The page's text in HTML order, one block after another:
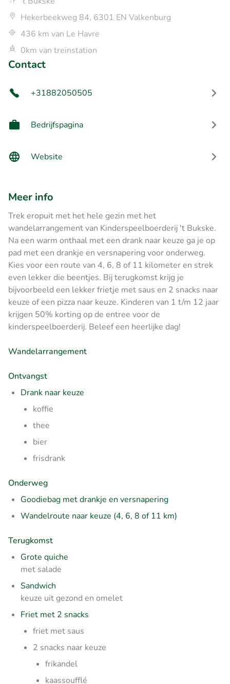
Hekerbeekweg 84, 6301 EN Valkenburg
436 km van Le Havre
0km van treinstation
Contact
+31882050505
Bedrijfspagina
Website
Meer info
Trek eropuit met het hele gezin met het
wandelarrangement van Kinderspeelboerderij 't Bukske.
Na een warm onthaal met een drank naar keuze ga je op
pad met een drankje en versnapering voor onderweg.
Kies voor een route van 4, 6, 8 of 11 kilometer en strek
even lekker die beentjes. Bij terugkomst krijg je
bijvoorbeeld een lekker frietje met saus en 2 snacks naar
keuze of een pizza naar keuze. Kinderen van 1 t/m 12 jaar
krijgen 50% korting op de entree voor de
kinderspeelboerderij. Beleef een heerlijke dag!
Wandelarrangement
Ontvangst
Drank naar keuze
koffie
thee
bier
frisdrank
Onderweg
Goodiebag met drankje en versnapering
Wandelroute naar keuze (4, 6, 8 of 11 km)
Terugkomst
Grote quiche
met salade
Sandwich
keuze uit gezond en omelet
Friet met 2 snacks
friet met saus
2 snacks naar keuze
frikandel
kaassoufflé